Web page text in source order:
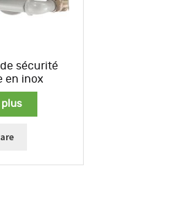
sécurité
en inox
plus